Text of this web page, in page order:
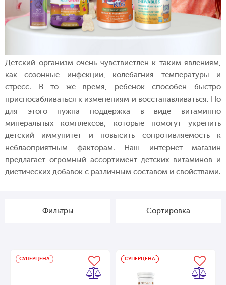
Детский организм очень чувствиетлен к таким явлениям,
как созонные инфекции, колебагния температуры и
стресс. В то же время, ребенок способен быстро
приспосабливаться к изменениям и восстанавливаться. Но
для этого нужна поддержка в виде витаминно
минеральных комплексов, которые помогут укрепить
детский иммунитет и повысить сопротивляемость к
неблаоприятным факторам. Наш интернет магазин
предлагает огромный ассортимент детских витаминов и
диетических добавок с различным составом и свойствами.
Фильтры Cортировка
СУПЕРЦЕНА СУПЕРЦЕНА